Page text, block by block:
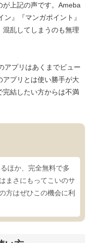
が上記の声です。Ameba
』『マンガポイント』
混乱してしまうのも無理
アプリはあくまでビュー
アプリとは使い勝手が大
完結したい方からは不満
ほか、完全無料で多
まさにもってこいのサ
方はぜひこの機会に利